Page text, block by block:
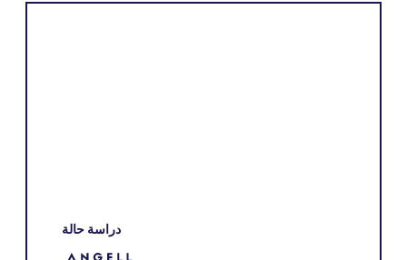
دراسة حالة